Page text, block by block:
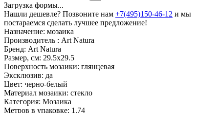
Загрузка формы...
Нашли дешевле? Позвоните нам +7(495)150-46-12 и мы
постараемся сделать лучшее предложение!
Назначение: мозаика
Производитель : Art Natura
Бренд: Art Natura
Размер, см: 29.5х29.5
Поверхность мозаики: глянцевая
Эксклюзив: да
Цвет: черно-белый
Материал мозаики: стекло
Категория: Мозаика
Метров в упаковке: 1.74